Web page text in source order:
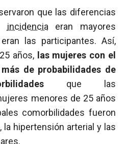
que las diferencias
incidencia eran mayores
las participantes. Así,
años, las mujeres con el
de probabilidades de
que las
menores de 25 años
comorbilidades fueron
la hipertensión arterial y las